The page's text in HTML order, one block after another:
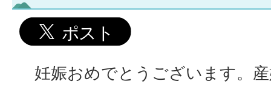
妊娠おめでとうございます。